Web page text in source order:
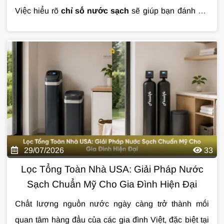
Việc hiểu rõ chỉ số nước sạch sẽ giúp bạn đánh giá
pháp xử lý phù hợp. Trong bài viết này, hãy cùng tìm
hiểu những chỉ số quan trọng nhất và ý nghĩa của từng
thông số đối với sức khỏe cũng như cuộc sống hằng
29/07/2026 33
Lọc Tổng Toàn Nhà USA: Giải Pháp Nước
Sạch Chuẩn Mỹ Cho Gia Đình Hiện Đại
Chất lượng nguồn nước ngày càng trở thành mối
quan tâm hàng đầu của các gia đình Việt, đặc biệt tại